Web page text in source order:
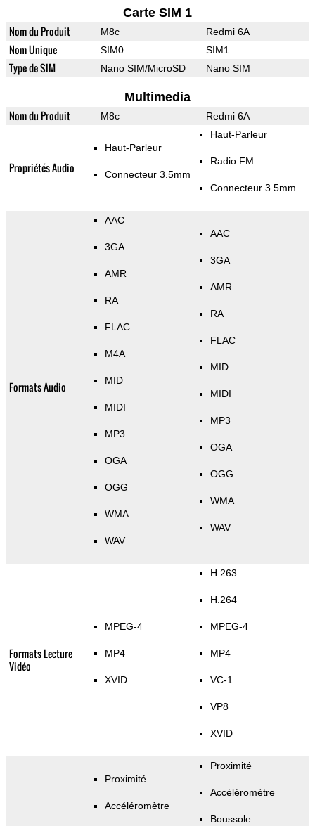
Carte SIM 1
Nom du Produit M8c Redmi 6A
Nom Unique SIM0 SIM1
Type de SIM Nano SIM/MicroSD Nano SIM
Multimedia
Nom du Produit M8c Redmi 6A
Propriétés Audio
Haut-Parleur
Connecteur 3.5mm
Haut-Parleur
Radio FM
Connecteur 3.5mm
Formats Audio
AAC
3GA
AMR
RA
FLAC
M4A
MID
MIDI
MP3
OGA
OGG
WMA
WAV
AAC
3GA
AMR
RA
FLAC
MID
MIDI
MP3
OGA
OGG
WMA
WAV
Formats Lecture
Vidéo
MPEG-4
MP4
XVID
H.263
H.264
MPEG-4
MP4
VC-1
VP8
XVID
Proximité
Accéléromètre
Proximité
Accéléromètre
Boussole